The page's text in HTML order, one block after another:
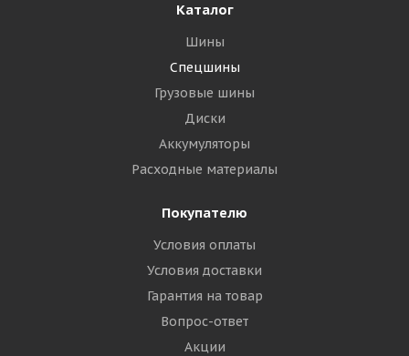
Алтайшина 16,5/70-18(420/70-18) 14PR 153/150A6
Каталог
Шины
Спецшины
Грузовые шины
Диски
Аккумуляторы
Расходные материалы
Покупателю
Условия оплаты
Условия доставки
Гарантия на товар
Вопрос-ответ
Акции